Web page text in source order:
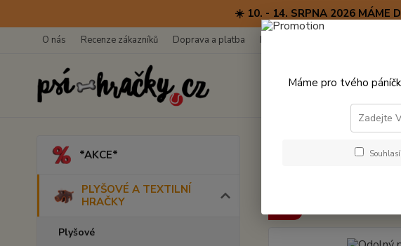
☀️ 10. - 14. SRPNA 2026 MÁME
O nás Recenze zákazníků Doprava a platba Kontakty
*AKCE*
PLYŠOVÉ A TEXTILNÍ
HRAČKY
Plyšové
Máme pro tvého